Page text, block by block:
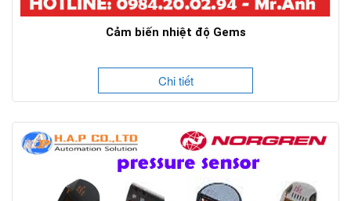
Cảm biến nhiệt độ Gems
Chi tiết